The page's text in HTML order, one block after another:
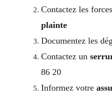
Contactez les
plainte
Documentez les
Contactez un
86 20
Informez votre